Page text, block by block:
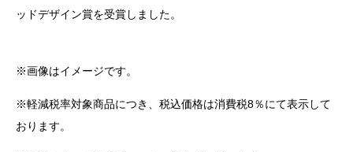
ッドデザイン賞を受賞しました。
※画像はイメージです。
※軽減税率対象商品につき、税込価格は消費税8％にて表示して
おります。